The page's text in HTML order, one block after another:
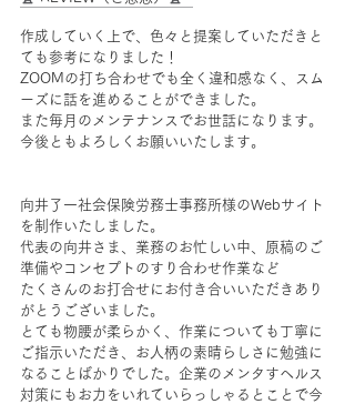
作成していく上で、色々と提案していただきと
ても参考になりました！
ZOOMの打ち合わせでも全く違和感なく、スム
ーズに話を進めることができました。
また毎月のメンテナンスでお世話になります。
今後ともよろしくお願いいたします。
向井了一社会保険労務士事務所様のWebサイト
を制作いたしました。
代表の向井さま、業務のお忙しい中、原稿のご
準備やコンセプトのすり合わせ作業など
たくさんのお打合せにお付き合いいただきあり
がとうございました。
とても物腰が柔らかく、作業についても丁寧に
ご指示いただき、お人柄の素晴らしさに勉強に
なることばかりでした。企業のメンタすヘルス
対策にもお力をいれていらっしゃるとことで今